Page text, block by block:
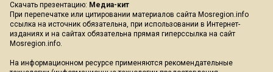
Скачать презентацию: Медиа-кит
При перепечатке или цитировании материалов сайта Mosregion.info
ссылка на источник обязательна, при использовании в Интернет-
изданиях и на сайтах обязательна прямая гиперссылка на сайт
Mosregion.info.
На информационном ресурсе применяются рекомендательные